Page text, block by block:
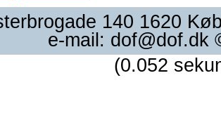
140 1620
e-mail: dof@dof.dk
(0.052